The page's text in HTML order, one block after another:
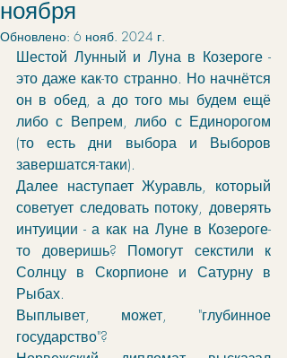
ноября
Обновлено: 6 нояб. 2024 г.
Шестой Лунный и Луна в Козероге -
это даже как-то странно. Но начнётся
он в обед, а до того мы будем ещё
либо с Вепрем, либо с Единорогом
(то есть дни выбора и Выборов
завершатся-таки).
Далее наступает Журавль, который
советует следовать потоку, доверять
интуиции - а как на Луне в Козероге-
то доверишь? Помогут секстили к
Солнцу в Скорпионе и Сатурну в
Рыбах.
Выплывет, может, "глубинное
государство"?